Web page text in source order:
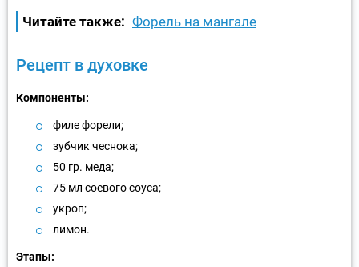
Читайте также: Форель на мангале
Рецепт в духовке
Компоненты:
филе форели;
зубчик чеснока;
50 гр. меда;
75 мл соевого соуса;
укроп;
лимон.
Этапы: